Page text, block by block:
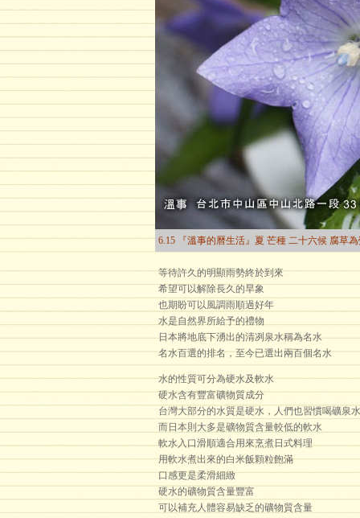
6.15 『溫事的曆生活』夏 芒種 二十六候 腐草
等待許久的明顯雨勢終於到來
希望可以解除長久的旱象
也期盼可以風調雨順過好年
水是自然界所給予的禮物
日本將地底下湧出的清冽泉水稱為名水
名水百選的排名，至今已選出兩百個名水
水的性質可分為硬水及軟水
硬水含有豐富礦物質成分
台灣大部分的水質是硬水，人們也習慣喝礦泉水
而日本則大多是礦物質含量較低的軟水
軟水入口滑順適合用來烹煮日式料理
用軟水煮出來的白米飯顆粒飽滿
口感更是柔滑細緻
硬水的礦物質含量豐富
可以補充人體容易缺乏的礦物質含量